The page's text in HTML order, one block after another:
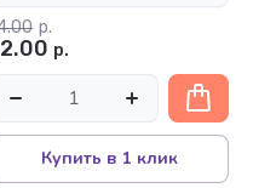
р.
р.
Купить в 1 клик